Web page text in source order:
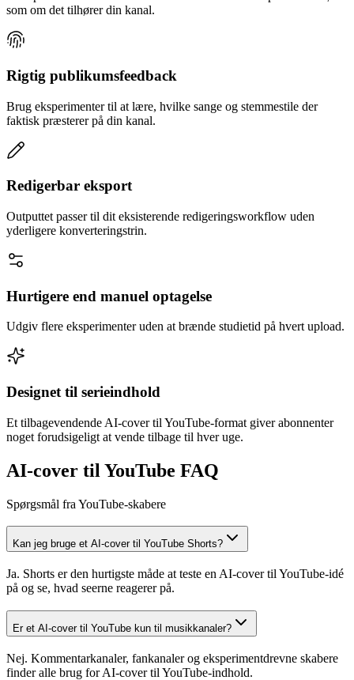
som om det tilhører din kanal.
Rigtig publikumsfeedback
Brug eksperimenter til at lære, hvilke sange og stemmestile der
faktisk præsterer på din kanal.
Redigerbar eksport
Outputtet passer til dit eksisterende redigeringsworkflow uden
yderligere konverteringstrin.
Hurtigere end manuel optagelse
Udgiv flere eksperimenter uden at brænde studietid på hvert upload.
Designet til serieindhold
Et tilbagevendende AI-cover til YouTube-format giver abonnenter
noget forudsigeligt at vende tilbage til hver uge.
AI-cover til YouTube FAQ
Spørgsmål fra YouTube-skabere
Kan jeg bruge et AI-cover til YouTube Shorts?
Ja. Shorts er den hurtigste måde at teste en AI-cover til YouTube-idé
på og se, hvad seerne reagerer på.
Er et AI-cover til YouTube kun til musikkanaler?
Nej. Kommentarkanaler, fankanaler og eksperimentdrevne skabere
finder alle brug for AI-cover til YouTube-indhold.